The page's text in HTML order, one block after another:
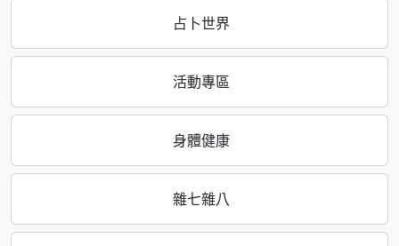
占卜世界
活動專區
身體健康
雜七雜八